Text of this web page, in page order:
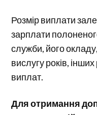
Розмір виплати
зарплати
служби, його
вислугу років,
виплат.
Для отримання